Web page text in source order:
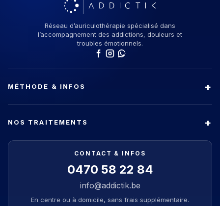
Réseau d’auriculothérapie spécialisé dans
l’accompagnement des addictions, douleurs et
troubles émotionnels.
MÉTHODE & INFOS
NOS TRAITEMENTS
CONTACT & INFOS
0470 58 22 84
info@addictik.be
En centre ou à domicile, sans frais supplémentaire.